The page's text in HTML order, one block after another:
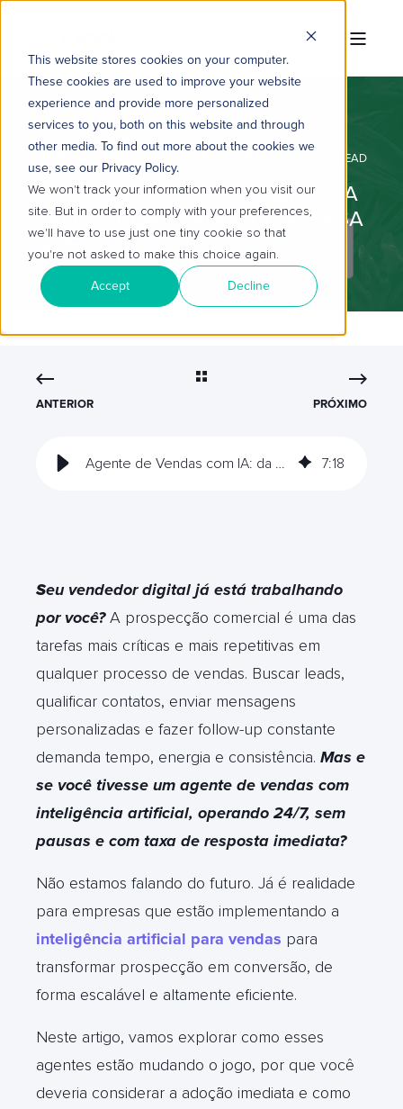
This website stores cookies on your computer.
These cookies are used to improve your website
experience and provide more personalized
services to you, both on this website and through
other media. To find out more about the cookies we
use, see our Privacy Policy.
We won't track your information when you visit our
site. But in order to comply with your preferences,
we'll have to use just one tiny cookie so that
you're not asked to make this choice again.
Accept Decline
5 MIN READ
AGENTE DE VENDAS COM IA: DA
PROSPECÇÃO FRIA À CONVERSA
QUE CONVERTE
ANTERIOR PRÓXIMO
Agente de Vendas com IA: da prospecção fria à conversa que converte 7:18
Seu vendedor digital já está trabalhando
por você?A prospecção comercial é uma das
tarefas mais críticas e mais repetitivas em
qualquer processo de vendas. Buscar leads,
qualificar contatos, enviar mensagens
personalizadas e fazer follow-up constante
demanda tempo, energia e consistência. Mas e
se você tivesse um agente de vendas com
inteligência artificial, operando 24/7, sem
pausas e com taxa de resposta imediata?
Não estamos falando do futuro. Já é realidade
para empresas que estão implementando a
inteligência artificial para vendas para
transformar prospecção em conversão, de
forma escalável e altamente eficiente.
Neste artigo, vamos explorar como esses
agentes estão mudando o jogo, por que você
deveria considerar a adoção imediata e como